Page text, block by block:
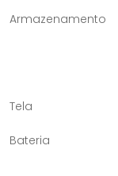
Armazenamento
Tela
Bateria